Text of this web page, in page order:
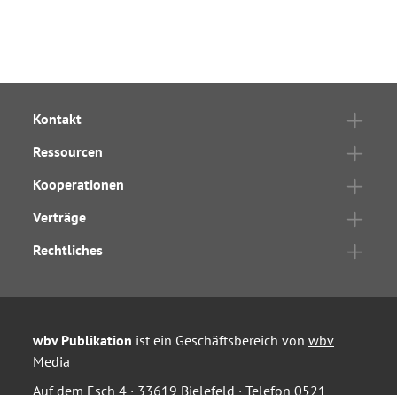
Kontakt
Ressourcen
Kooperationen
Verträge
Rechtliches
wbv Publikation ist ein Geschäftsbereich von wbv
Media
Auf dem Esch 4 · 33619 Bielefeld · Telefon 0521